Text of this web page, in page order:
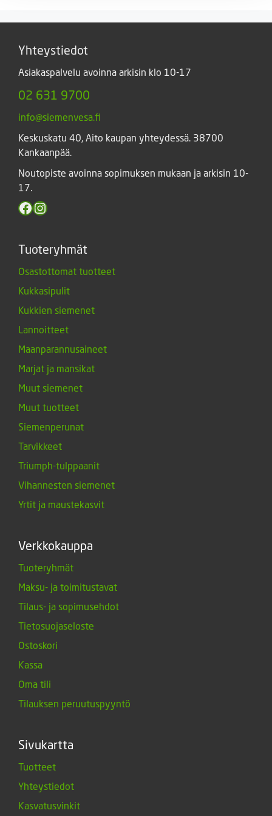
Yhteystiedot
Asiakaspalvelu avoinna arkisin klo 10-17
02 631 9700
info@siemenvesa.fi
Keskuskatu 40, Aito kaupan yhteydessä. 38700
Kankaanpää.
Noutopiste avoinna sopimuksen mukaan ja arkisin 10-
17.
Facebook
Instagram
Tuoteryhmät
Osastottomat tuotteet
Kukkasipulit
Kukkien siemenet
Lannoitteet
Maanparannusaineet
Marjat ja mansikat
Muut siemenet
Muut tuotteet
Siemenperunat
Tarvikkeet
Triumph-tulppaanit
Vihannesten siemenet
Yrtit ja maustekasvit
Verkkokauppa
Tuoteryhmät
Maksu- ja toimitustavat
Tilaus- ja sopimusehdot
Tietosuojaseloste
Ostoskori
Kassa
Oma tili
Tilauksen peruutuspyyntö
Sivukartta
Tuotteet
Yhteystiedot
Kasvatusvinkit